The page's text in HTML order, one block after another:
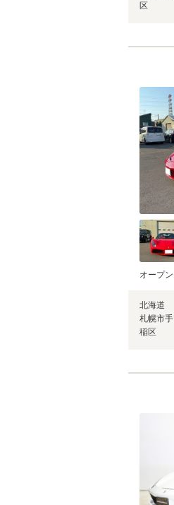
区
オープン
北海道
札幌市手
稲区